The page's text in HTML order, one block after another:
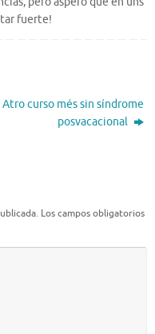
fuerte!
Atro curso més sin síndrome
posvacacional
Los campos obligatorios